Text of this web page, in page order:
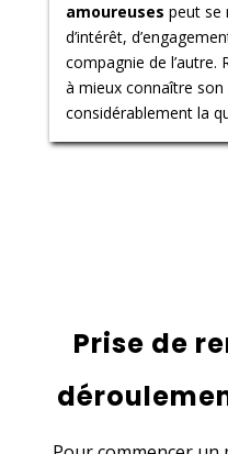
amoureuses peut se
d’intérêt,
compagnie de l’autre.
à mieux connaître
considérablement la
Prise de